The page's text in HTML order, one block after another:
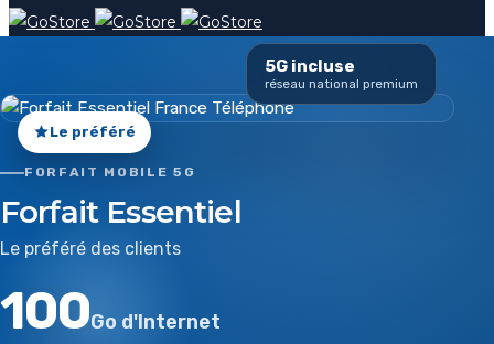
FORFAIT MOBILE 5G
Forfait Essentiel
Le préféré des clients
100Go d'Internet
Le préféré
5G incluse
réseau national premium